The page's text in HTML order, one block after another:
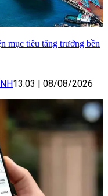
mục tiêu tăng trưởng bền
13:03 | 08/08/2026